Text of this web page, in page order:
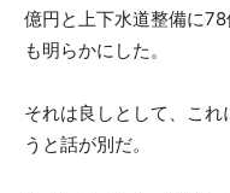
億円と上下水道整備に
も明らかにした。
それは良しとして、こ
うと話が別だ。